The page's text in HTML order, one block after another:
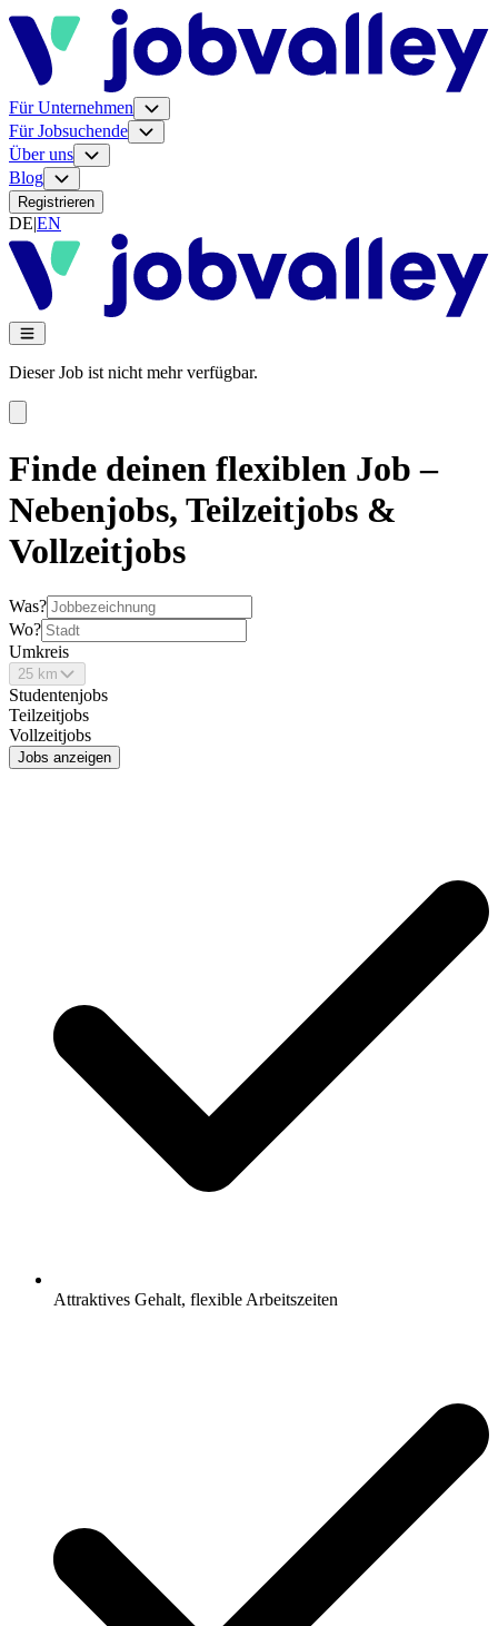
Für Unternehmen
Für Jobsuchende
Über uns
Blog
Registrieren
DE|EN
Dieser Job ist nicht mehr verfügbar.
Finde deinen flexiblen Job –
Nebenjobs, Teilzeitjobs &
Vollzeitjobs
Was?
Wo?
Umkreis
25 km
Studentenjobs
Teilzeitjobs
Vollzeitjobs
Jobs anzeigen
Attraktives Gehalt, flexible Arbeitszeiten